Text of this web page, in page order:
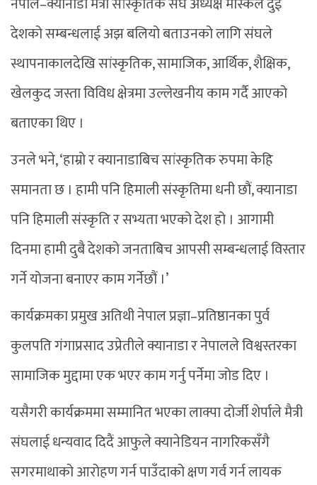
देशको सम्बन्धलाई अझ बलियो बताउनको लागि संघले
स्थापनाकालदेखि सांस्कृतिक, सामाजिक, आर्थिक, शैक्षिक,
खेलकुद जस्ता विविध क्षेत्रमा उल्लेखनीय काम गर्दै आएको
बताएका थिए ।
उनले भने, ‘हाम्रो र क्यानाडाबिच सांस्कृतिक रुपमा केहि
समानता छ । हामी पनि हिमाली संस्कृतिमा धनी छौं, क्यानाडा
पनि हिमाली संस्कृति र सभ्यता भएको देश हो । आगामी
दिनमा हामी दुबै देशको जनताबिच आपसी सम्बन्धलाई विस्तार
गर्ने योजना बनाएर काम गर्नेछौं ।’
कार्यक्रमका प्रमुख अतिथी नेपाल प्रज्ञा–प्रतिष्ठानका पुर्व
कुलपति गंगाप्रसाद उप्रेतीले क्यानाडा र नेपालले विश्वस्तरका
सामाजिक मुद्दामा एक भएर काम गर्नु पर्नेमा जोड दिए ।
यसैगरी कार्यक्रममा सम्मानित भएका लाक्पा दोर्जी शेर्पाले मैत्री
संघलाई धन्यवाद दिदैं आफुले क्यानेडियन नागरिकसँगै
सगरमाथाको आरोहण गर्न पाउँदाको क्षण गर्व गर्न लायक